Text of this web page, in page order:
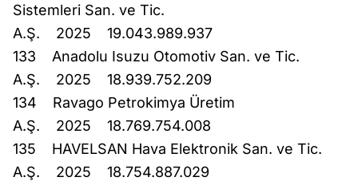
Sistemleri San. ve Tic.
A.Ş. 2025 19.043.989.937
133 Anadolu Isuzu Otomotiv San. ve Tic.
A.Ş. 2025 18.939.752.209
134 Ravago Petrokimya Üretim
A.Ş. 2025 18.769.754.008
135 HAVELSAN Hava Elektronik San. ve Tic.
A.Ş. 2025 18.754.887.029